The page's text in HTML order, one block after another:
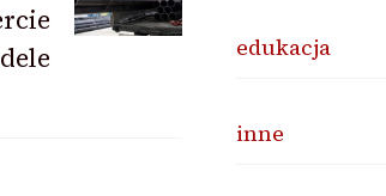
edukacja
inne